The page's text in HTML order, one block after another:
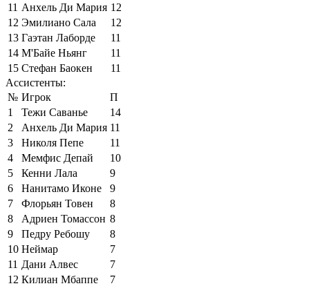
11 Анхель Ди Мария 12
12 Эмилиано Сала
12
13 Гаэтан Лаборде
11
14 М'Байе Ньянг
11
15 Стефан Баокен
11
Ассистенты:
№ Игрок
П
1
Тежи Саванье
14
2
Анхель Ди Мария 11
3
Николя Пепе
11
4
Мемфис Депай
10
5
Кенни Лала
9
6
Нанитамо Иконе
9
7
Флорьян Товен
8
8
Адриен Томассон 8
9
Педру Ребошу
8
10 Неймар
7
11 Дани Алвес
7
12 Килиан Мбаппе
7